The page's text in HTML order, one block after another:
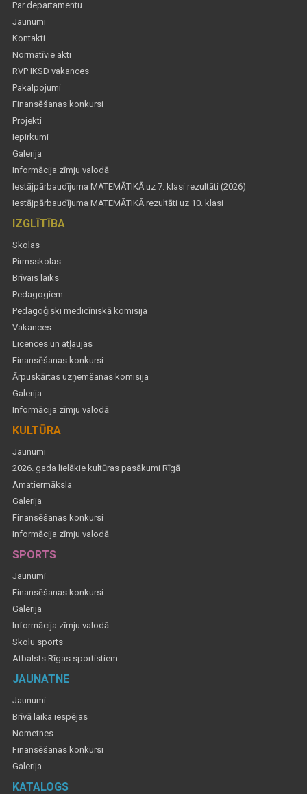
Par departamentu
Jaunumi
Kontakti
Normatīvie akti
RVP IKSD vakances
Pakalpojumi
Finansēšanas konkursi
Projekti
Iepirkumi
Galerija
Informācija zīmju valodā
Iestājpārbaudījuma MATEMĀTIKĀ uz 7. klasi rezultāti (2026)
Iestājpārbaudījuma MATEMĀTIKĀ rezultāti uz 10. klasi
IZGLĪTĪBA
Skolas
Pirmsskolas
Brīvais laiks
Pedagogiem
Pedagoģiski medicīniskā komisija
Vakances
Licences un atļaujas
Finansēšanas konkursi
Ārpuskārtas uzņemšanas komisija
Galerija
Informācija zīmju valodā
KULTŪRA
Jaunumi
2026. gada lielākie kultūras pasākumi Rīgā
Amatiermāksla
Galerija
Finansēšanas konkursi
Informācija zīmju valodā
SPORTS
Jaunumi
Finansēšanas konkursi
Galerija
Informācija zīmju valodā
Skolu sports
Atbalsts Rīgas sportistiem
JAUNATNE
Jaunumi
Brīvā laika iespējas
Nometnes
Finansēšanas konkursi
Galerija
KATALOGS